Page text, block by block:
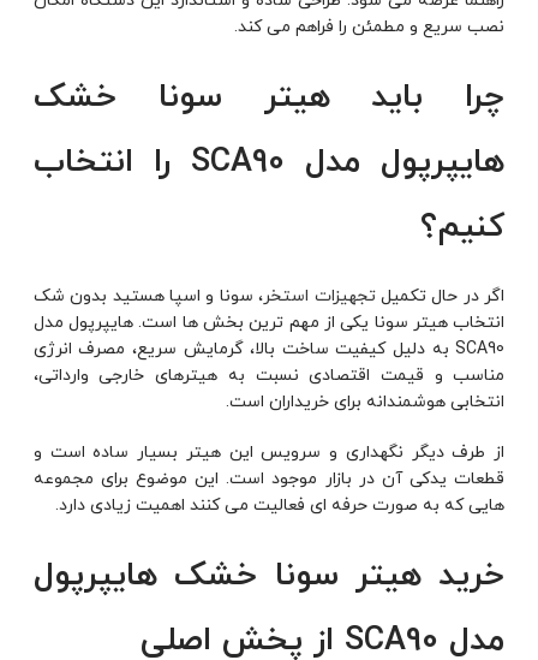
نصب سریع و مطمئن را فراهم می کند.
چرا باید هیتر سونا خشک
هایپرپول مدل SCA90 را انتخاب
کنیم؟
اگر در حال تکمیلتجهیزات استخر، سونا و اسپا هستید بدون شک
انتخاب هیتر سونا یکی از مهم ترین بخش ها است. هایپرپول مدل
SCA90 به دلیل کیفیت ساخت بالا، گرمایش سریع، مصرف انرژی
مناسب و قیمت اقتصادی نسبت به هیترهای خارجی وارداتی،
انتخابی هوشمندانه برای خریداران است.
از طرف دیگر نگهداری و سرویس این هیتر بسیار ساده است و
قطعات یدکی آن در بازار موجود است. این موضوع برای مجموعه
هایی که به صورت حرفه ای فعالیت می کنند اهمیت زیادی دارد.
خرید هیتر سونا خشک هایپرپول
مدل SCA90 از پخش اصلی